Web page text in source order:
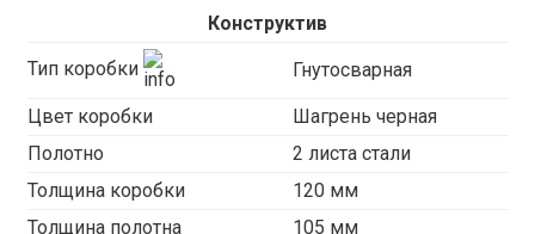
Конструктив
Тип коробки Гнутосварная
Цвет коробки
Шагрень черная
Полотно
2 листа стали
Толщина коробки
120 мм
Толщина полотна
105 мм